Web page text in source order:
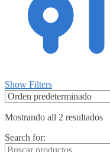
Show Filters
Mostrando all 2 resultados
Search for: